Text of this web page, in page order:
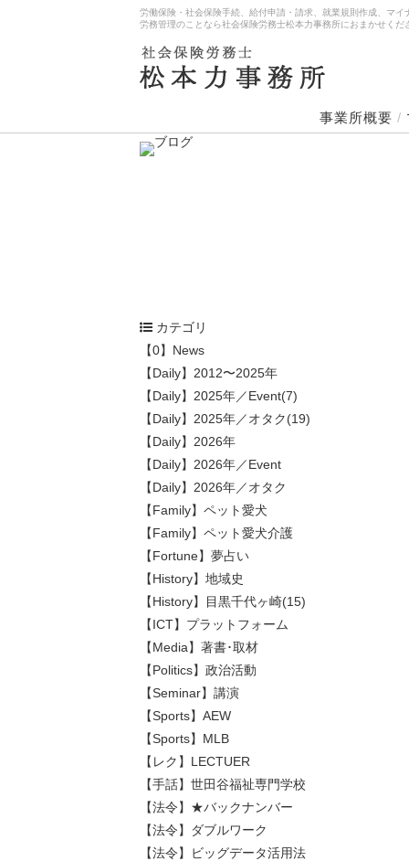
労働保険・社会保険手続、給付申請・請求、就業規則作成、マ
労務管理のことなら社会保険労務士松本力事務所におまかせくだ
事業所概要 /
カテゴリ
【0】News
【Daily】2012〜2025年
【Daily】2025年／Event(7)
【Daily】2025年／オタク(19)
【Daily】2026年
【Daily】2026年／Event
【Daily】2026年／オタク
【Family】ペット愛犬
【Family】ペット愛犬介護
【Fortune】夢占い
【History】地域史
【History】目黒千代ヶ崎(15)
【ICT】プラットフォーム
【Media】著書･取材
【Politics】政治活動
【Seminar】講演
【Sports】AEW
【Sports】MLB
【レク】LECTUER
【手話】世田谷福祉専門学校
【法令】★バックナンバー
【法令】ダブルワーク
【法令】ビッグデータ活用法